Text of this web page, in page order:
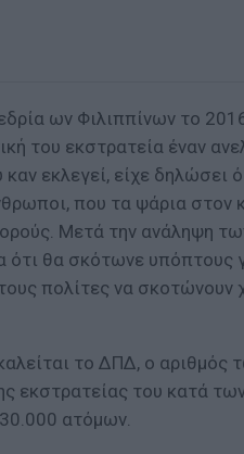
ων Φιλιππίνων το
του εκστρατεία έναν
εκλεγεί, είχε δηλώσει
που τα ψάρια στον
Μετά την ανάληψη
ότι θα σκότωνε υπόπτους
πολίτες να σκοτώνουν
το ΔΠΔ, ο αριθμός
εκστρατείας του κατά
ατόμων.